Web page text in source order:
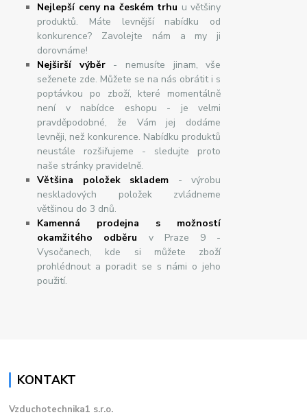
Nejlepší ceny na českém trhu u většiny
produktů. Máte levnější nabídku od
konkurence? Zavolejte nám a my ji
dorovnáme!
Nejširšívýběr- nemusíte jinam, vše
seženete zde. Můžete se na nás obrátit i s
poptávkou po zboží, které momentálně
není v nabídce eshopu - je velmi
pravděpodobné, že Vám jej dodáme
levněji, než konkurence. Nabídku produktů
neustále rozšiřujeme - sledujte proto
naše stránky pravidelně.
Většina položek skladem - výrobu
neskladových položek zvládneme
většinou do 3 dnů.
Kamenná prodejna s možností
okamžitého odběru v Praze 9 -
Vysočanech, kde si můžete zboží
prohlédnout a poradit se s námi o jeho
použití.
KONTAKT
Vzduchotechnika1 s.r.o.